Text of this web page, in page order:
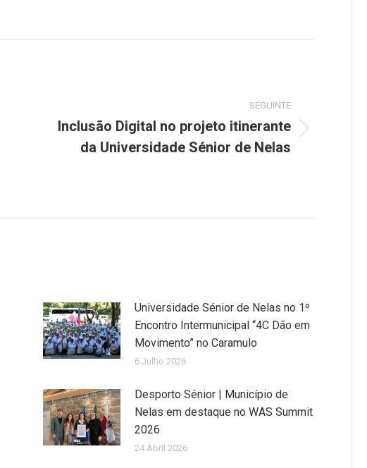
SEGUINTE
Inclusão Digital no projeto itinerante
da Universidade Sénior de Nelas
Universidade Sénior de Nelas no 1º
Encontro Intermunicipal “4C Dão em
Movimento” no Caramulo
6 Julho 2026
Desporto Sénior | Município de
Nelas em destaque no WAS Summit
2026
24 Abril 2026